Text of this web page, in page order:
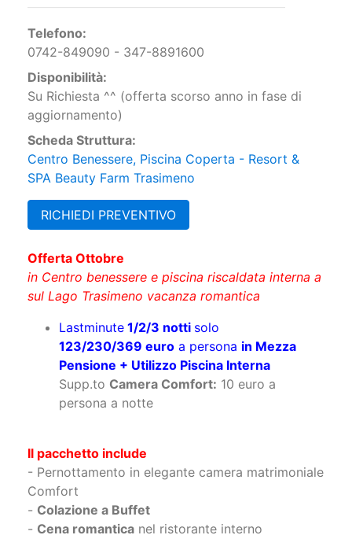
Su Richiesta ^^ (offerta scorso anno in fase di
aggiornamento)
Scheda Struttura:
Centro Benessere, Piscina Coperta - Resort &
SPA Beauty Farm Trasimeno
RICHIEDI PREVENTIVO
Offerta Ottobre
in Centro benessere e piscina riscaldata interna a
Lastminute
123/230/369 euroa personain Mezza
Pensione + Utilizzo Piscina Interna
Supp.toCamera Comfort:10 euro a
persona a notte
Il pacchetto include
- Pernottamento in elegante camera matrimoniale
- Colazione a Buffet
- Cena romanticanel ristorante interno
-Ingresso al
senza limiti di tempo con:
turco, doccia emozionale, sala del silenzio con